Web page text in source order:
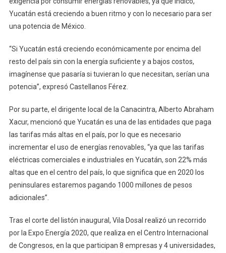
Yucatán está creciendo a buen ritmo y con lo necesario para ser
una potencia de México.
“Si Yucatán está creciendo económicamente por encima del
resto del país sin con la energía suficiente y a bajos costos,
imagínense que pasaría si tuvieran lo que necesitan, serían una
potencia”, expresó Castellanos Férez.
Por su parte, el dirigente local de la Canacintra, Alberto Abraham
Xacur, mencionó que Yucatán es una de las entidades que paga
las tarifas más altas en el país, por lo que es necesario
incrementar el uso de energías renovables, “ya que las tarifas
eléctricas comerciales e industriales en Yucatán, son 22% más
altas que en el centro del país, lo que significa que en 2020 los
peninsulares estaremos pagando 1000 millones de pesos
adicionales”.
Tras el corte del listón inaugural, Vila Dosal realizó un recorrido
por la Expo Energía 2020, que realiza en el Centro Internacional
de Congresos, en la que participan 8 empresas y 4 universidades,